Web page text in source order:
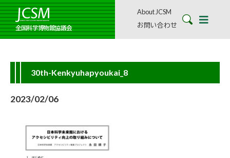
全国科学博物館協議会
About JCSM
お問い合わせ
30th-Kenkyuhapyoukai_8
2023/02/06